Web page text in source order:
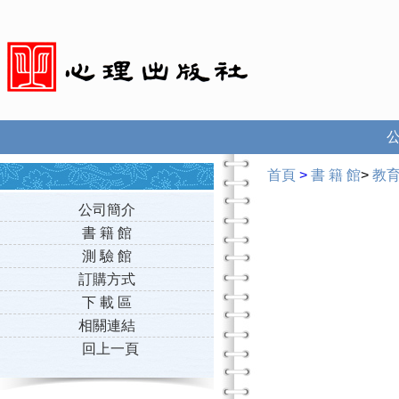
公司簡介
書 籍 館
測 驗 館
訂購方式
下 載 區
相關連結
回上一頁
首頁 > 書 籍 館> 教